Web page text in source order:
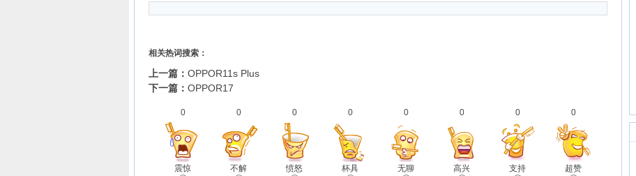
相关热词搜索：
上一篇： OPPOR11s Plus
下一篇： OPPOR17
0
震惊
0
不解
0
愤怒
0
杯具
0
无聊
0
高兴
0
支持
0
超赞